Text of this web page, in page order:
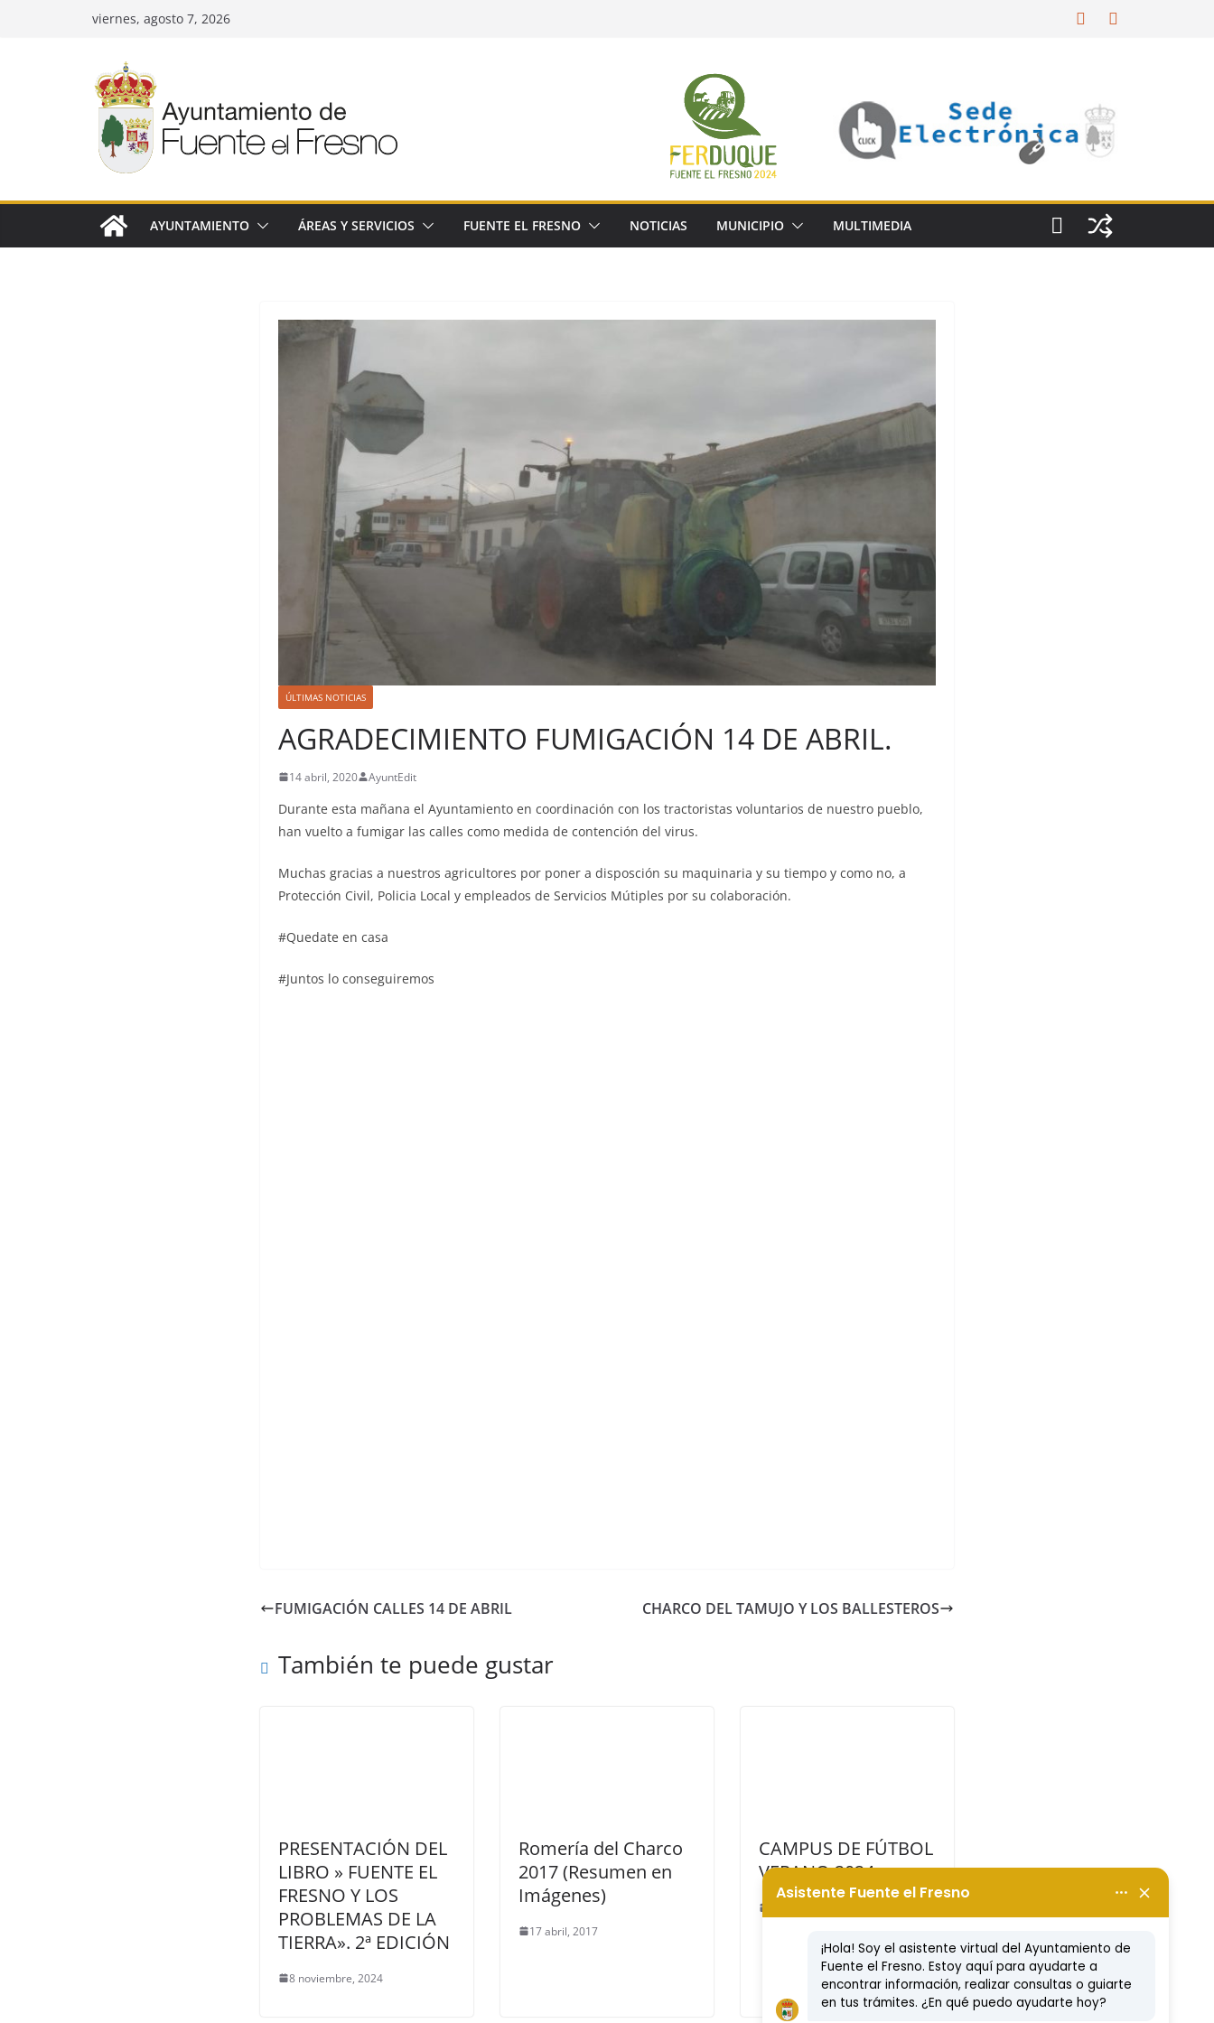
viernes, agosto 7, 2026
AYUNTAMIENTO ÁREAS Y SERVICIOS FUENTE EL FRESNO NOTICIAS MUNICIPIO MULTIMEDIA
ÚLTIMAS NOTICIAS
AGRADECIMIENTO FUMIGACIÓN 14 DE ABRIL.
14 abril, 2020 AyuntEdit
Durante esta mañana el Ayuntamiento en coordinación con los tractoristas voluntarios de nuestro pueblo,
han vuelto a fumigar las calles como medida de contención del virus.
Muchas gracias a nuestros agricultores por poner a disposción su maquinaria y su tiempo y como no, a
Protección Civil, Policia Local y empleados de Servicios Mútiples por su colaboración.
#Quedate en casa
#Juntos lo conseguiremos
FUMIGACIÓN CALLES 14 DE ABRIL CHARCO DEL TAMUJO Y LOS BALLESTEROS
También te puede gustar
PRESENTACIÓN DEL
LIBRO » FUENTE EL
FRESNO Y LOS
PROBLEMAS DE LA
TIERRA». 2ª EDICIÓN
8 noviembre, 2024
Romería del Charco
2017 (Resumen en
Imágenes)
17 abril, 2017
CAMPUS DE FÚTBOL
VERANO 2024